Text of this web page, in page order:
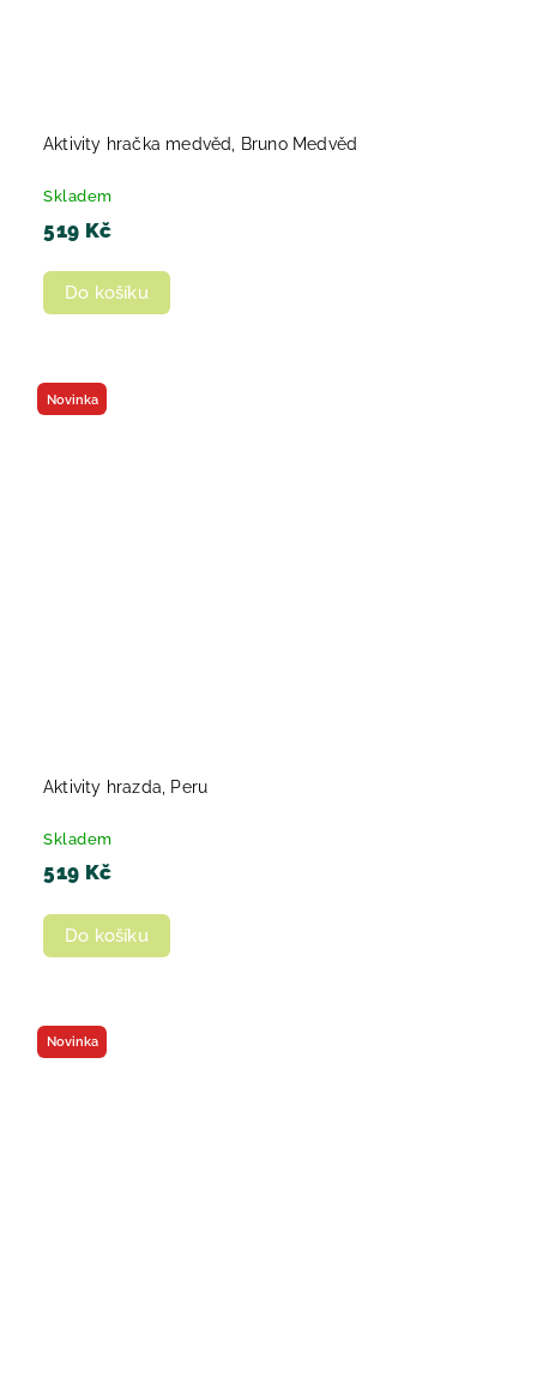
Aktivity hračka medvěd, Bruno Medvěd
Skladem
519 Kč
Do košíku
Novinka
Aktivity hrazda, Peru
Skladem
519 Kč
Do košíku
Novinka